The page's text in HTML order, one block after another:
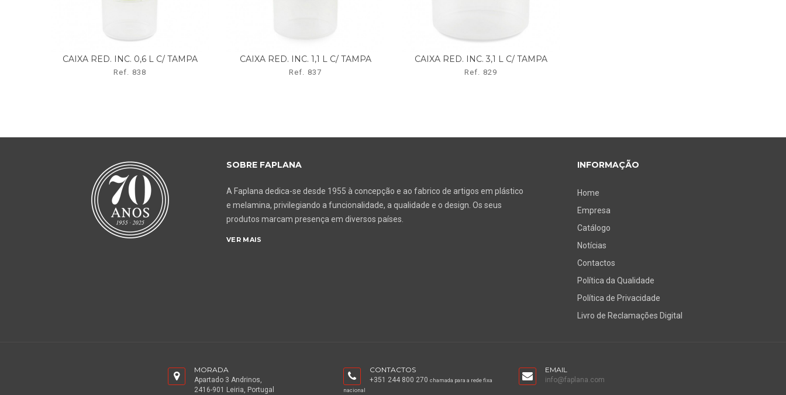
CAIXA RED. INC. 0,6 L C/ TAMPA
Ref. 838
CAIXA RED. INC. 1,1 L C/ TAMPA
Ref. 837
CAIXA RED. INC. 3,1 L C/ TAMPA
Ref. 829
SOBRE FAPLANA
A Faplana dedica-se desde 1955 à concepção e ao fabrico de artigos em plástico
e melamina, privilegiando a funcionalidade, a qualidade e o design. Os seus
produtos marcam presença em diversos países.
VER MAIS
INFORMAÇÃO
Home
Empresa
Catálogo
Notícias
Contactos
Política da Qualidade
Política de Privacidade
Livro de Reclamações Digital
MORADA
Apartado 3 Andrinos,
2416-901 Leiria, Portugal
CONTACTOS
+351 244 800 270 chamada para a rede fixa
nacional
EMAIL
info@faplana.com